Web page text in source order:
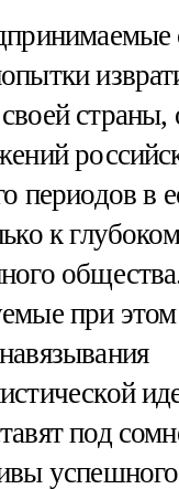
страны,
периодов в
к
при
под